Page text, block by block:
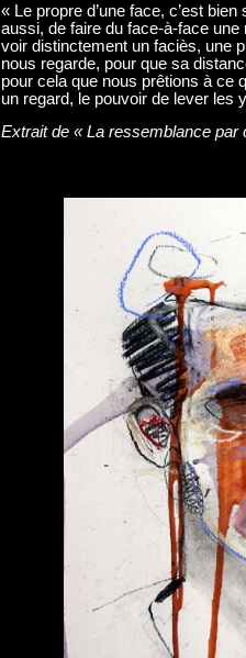
« Le propre d’une face, c’est
aussi, de faire du face-à-face une
voir distinctement un faciès, une
nous regarde, pour que sa
pour cela que nous prêtions à ce
un regard, le pouvoir de lever les
Extrait de « La ressemblance